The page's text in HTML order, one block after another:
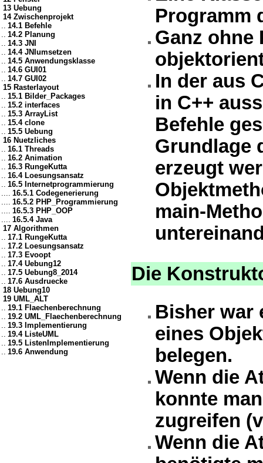
13 Uebung
14 Zwischenprojekt
.. 14.1 Befehle
.. 14.2 Planung
.. 14.3 JNI
.. 14.4 JNIumsetzen
.. 14.5 Anwendungsklasse
.. 14.6 GUI01
.. 14.7 GUI02
15 Rasterlayout
.. 15.1 Bilder_Packages
.. 15.2 interfaces
.. 15.3 ArrayList
.. 15.4 clone
.. 15.5 Uebung
16 Nuetzliches
.. 16.1 Threads
.. 16.2 Animation
.. 16.3 RungeKutta
.. 16.4 Loesungsansatz
.. 16.5 Internetprogrammierung
.... 16.5.1 Codegenerierung
.... 16.5.2 PHP_Programmierung
.... 16.5.3 PHP_OOP
.... 16.5.4 Java
17 Algorithmen
.. 17.1 RungeKutta
.. 17.2 Loesungsansatz
.. 17.3 Evoopt
.. 17.4 Uebung12
.. 17.5 Uebung8_2014
.. 17.6 Ausdruecke
18 Uebung10
19 UML_ALT
.. 19.1 Flaechenberechnung
.. 19.2 UML_Flaechenberechnung
.. 19.3 Implementierung
.. 19.4 ListeUML
.. 19.5 ListenImplementierung
.. 19.6 Anwendung
Programm
Ganz ohne
In der aus
in C++
Befehle
Grundlage
erzeugt
main-
Die
Bisher war
eines
belegen.
Wenn die
konnte
zugreifen
Wenn die